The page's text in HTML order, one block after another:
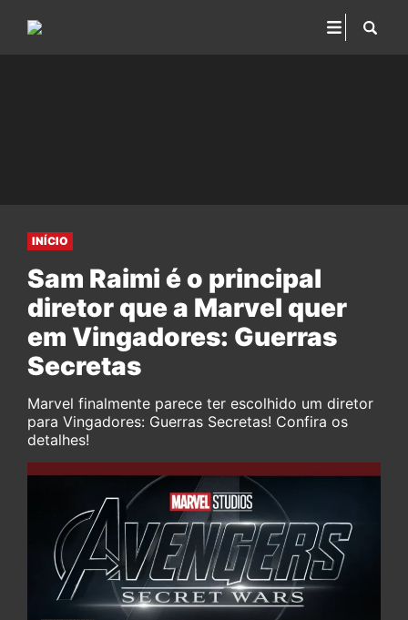
INÍCIO
Sam Raimi é o principal
diretor que a Marvel quer
em Vingadores: Guerras
Secretas
Marvel finalmente parece ter escolhido um diretor
para Vingadores: Guerras Secretas! Confira os
detalhes!